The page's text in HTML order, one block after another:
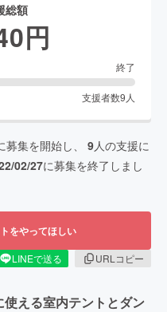
総額
円
終了
支援者数9 人
募集を開始し、 9人の支援に
02/27に募集を終了しまし
をやってほしい
LINEで送る
URLコピー
える室内テントとダン